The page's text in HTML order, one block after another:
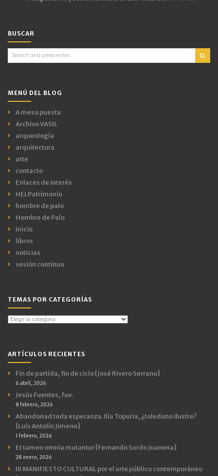
BUSCAR
Search
for:
MENÚ DEL BLOG
A mesa puesta
Archivo VASIL
arqueología
arquitectura
arte
contacto
Enlaces de interés
HELPatrimonio
hombre de palo
Hombre de Palo
Inicio
libros
noticias
sesión continua
TEMAS POR CATEGORÍAS
Temas
ARTÍCULOS RECIENTES
Fin de partida, fin de ciclo [José Rivero Serrano]
6 abril, 2026
Jesús Fuentes, fue.
8 febrero, 2026
Abandonad toda esperanza. Ilia Topuria, ¿toledano ilustre?
[Luis Antolín Jimeno]
1 febrero, 2026
Et tamen omnia mutantur [Fernando Sordo Juanena]
28 enero, 2026
III MANIFIESTO CULTURAL por el arte público contemporáneo